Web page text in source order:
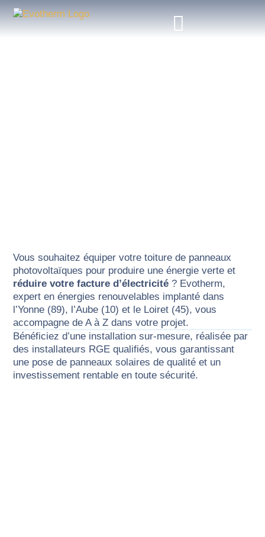
Vous souhaitez équiper votre toiture de panneaux
photovoltaïques pour produire une énergie verte et
réduire votre facture d’électricité ? Evotherm,
expert en énergies renouvelables implanté dans
l’Yonne (89), l’Aube (10) et le Loiret (45), vous
accompagne de A à Z dans votre projet.
Bénéficiez d’une installation sur-mesure, réalisée par
des installateurs RGE qualifiés, vous garantissant
une pose de panneaux solaires de qualité et un
investissement rentable en toute sécurité.